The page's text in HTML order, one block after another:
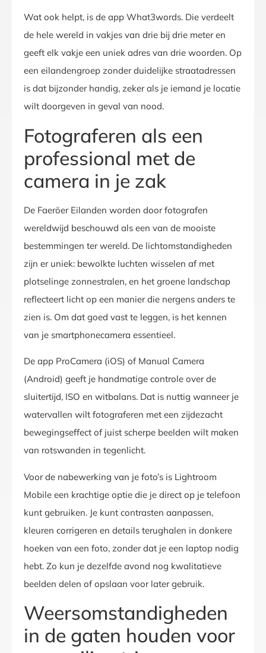
Wat ook helpt, is de app What3words. Die verdeelt
de hele wereld in vakjes van drie bij drie meter en
geeft elk vakje een uniek adres van drie woorden. Op
een eilandengroep zonder duidelijke straatadressen
is dat bijzonder handig, zeker als je iemand je locatie
wilt doorgeven in geval van nood.
Fotograferen als een
professional met de
camera in je zak
De Faeröer Eilanden worden door fotografen
wereldwijd beschouwd als een van de mooiste
bestemmingen ter wereld. De lichtomstandigheden
zijn er uniek: bewolkte luchten wisselen af met
plotselinge zonnestralen, en het groene landschap
reflecteert licht op een manier die nergens anders te
zien is. Om dat goed vast te leggen, is het kennen
van je smartphonecamera essentieel.
De app ProCamera (iOS) of Manual Camera
(Android) geeft je handmatige controle over de
sluitertijd, ISO en witbalans. Dat is nuttig wanneer je
watervallen wilt fotograferen met een zijdezacht
bewegingseffect of juist scherpe beelden wilt maken
van rotswanden in tegenlicht.
Voor de nabewerking van je foto’s is Lightroom
Mobile een krachtige optie die je direct op je telefoon
kunt gebruiken. Je kunt contrasten aanpassen,
kleuren corrigeren en details terughalen in donkere
hoeken van een foto, zonder dat je een laptop nodig
hebt. Zo kun je dezelfde avond nog kwalitatieve
beelden delen of opslaan voor later gebruik.
Weersomstandigheden
in de gaten houden voor